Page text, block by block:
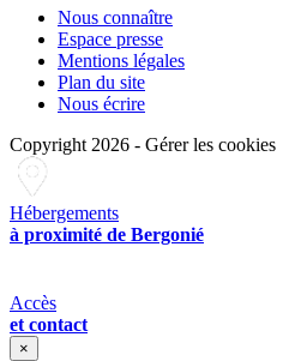
Nous connaître
Espace presse
Mentions légales
Plan du site
Nous écrire
Copyright 2026 - Gérer les cookies
Hébergements
à proximité de Bergonié
Accès
et contact
×